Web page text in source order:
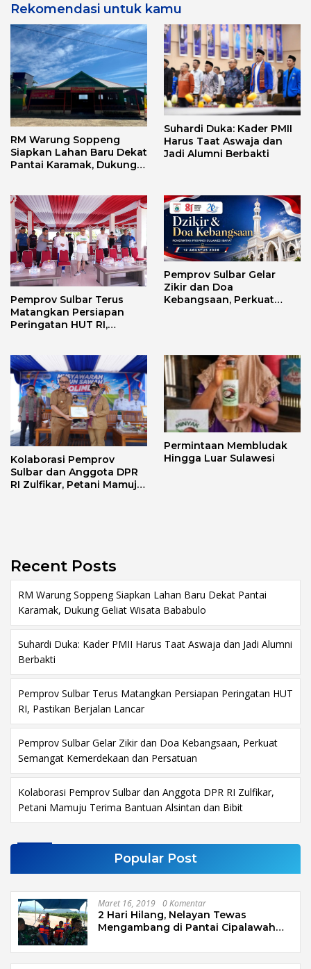
Rekomendasi untuk kamu
RM Warung Soppeng
Siapkan Lahan Baru Dekat
Pantai Karamak, Dukung
Suhardi Duka: Kader PMII
Harus Taat Aswaja dan
Jadi Alumni Berbakti
Pemprov Sulbar Terus
Matangkan Persiapan
Peringatan HUT RI,
Pemprov Sulbar Gelar
Zikir dan Doa
Kebangsaan, Perkuat
Kolaborasi Pemprov
Sulbar dan Anggota DPR
RI Zulfikar, Petani Mamuju
Permintaan Membludak
Hingga Luar Sulawesi
Recent Posts
RM Warung Soppeng Siapkan Lahan Baru Dekat Pantai
Karamak, Dukung Geliat Wisata Bababulo
Suhardi Duka: Kader PMII Harus Taat Aswaja dan Jadi Alumni
Berbakti
Pemprov Sulbar Terus Matangkan Persiapan Peringatan HUT
RI, Pastikan Berjalan Lancar
Pemprov Sulbar Gelar Zikir dan Doa Kebangsaan, Perkuat
Semangat Kemerdekaan dan Persatuan
Kolaborasi Pemprov Sulbar dan Anggota DPR RI Zulfikar,
Petani Mamuju Terima Bantuan Alsintan dan Bibit
Popular Post
Maret 16, 2019 0 Komentar
2 Hari Hilang, Nelayan Tewas
Mengambang di Pantai Cipalawah